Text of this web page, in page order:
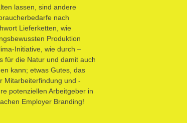
lassen, sind andere
nach
Lieferketten, wie
Produktion
Initiative, wie durch –
für die Natur und damit auch
kann; etwas Gutes, das
Mitarbeiterfindung und -
potenziellen Arbeitgeber in
Employer Branding!